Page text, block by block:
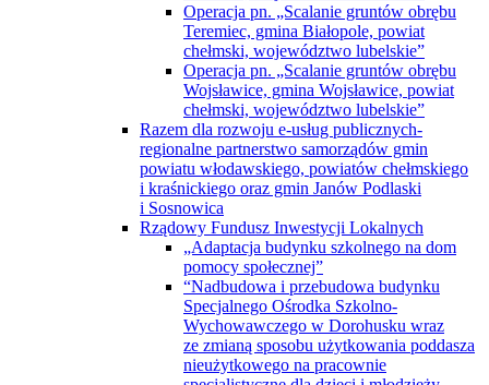
Operacja pn. „Scalanie gruntów obrębu
Teremiec, gmina Białopole, powiat
chełmski, województwo lubelskie”
Operacja pn. „Scalanie gruntów obrębu
Wojsławice, gmina Wojsławice, powiat
chełmski, województwo lubelskie”
Razem dla rozwoju e-usług publicznych-
regionalne partnerstwo samorządów gmin
powiatu włodawskiego, powiatów chełmskiego
i kraśnickiego oraz gmin Janów Podlaski
i Sosnowica
Rządowy Fundusz Inwestycji Lokalnych
„Adaptacja budynku szkolnego na dom
pomocy społecznej”
“Nadbudowa i przebudowa budynku
Specjalnego Ośrodka Szkolno-
Wychowawczego w Dorohusku wraz
ze zmianą sposobu użytkowania poddasza
nieużytkowego na pracownie